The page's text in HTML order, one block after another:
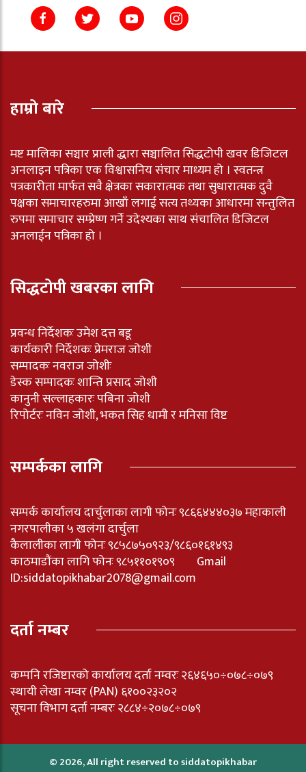
हाम्रो बारे
मष्ट मालिका सञ्चार प्राली द्धारा सञ्चालित सिद्धटोपी खवर डिजिटल
अनलाइन पत्रिका एक विश्वासनिय संचार माध्यम हो । स्वतन्त्र
पत्रकारीता मार्फत सवै क्षेत्रका सकारात्मक तथा सुधारात्मक दुवै
पक्षका समाचारहरुमा आखाँ लगाई सत्य तथ्यका आधारमा सन्तुलित
रुपमा समाचार सम्प्रेष्ण गर्ने उदेश्यका साथ संचालित डिजिटल
अनलाईन पत्रिका हो ।
सिद्धटोपी खबरका लागि
प्रवन्ध निर्देशकः उमेश दत्त बडू
कार्यकारी निर्देशकः प्रेमराज जोशी
सम्पादकः नवराज जोशीः
डेस्क सम्पादकः शान्ति प्रसाद जोशी
कानुनी सल्लाहकारः पबिना जोशी
रिपोर्टरः नविन जोशी, भकत सिह धामी र मनिसा विष्ट
सम्पर्कका लागि
सम्पर्क कार्यालय दार्चुलाका लागी फोनः ९८६६४४४०३७ महाकाली
नगरपालीका ५ खलंगा दार्चुला
कैलालीका लागी फोनः ९८५८७५०९२३/९८६०१६१४९३
काठमाडौंका लागि फोनः ९८५११०१९०९ Gmail
ID:siddatopikhabar2078@gmail.com
दर्ता नम्बर
कम्पनि रजिष्टारको कार्यालय दर्ता नम्वरः २६४६५०÷०७८÷०७९
स्थायी लेखा नम्वर (PAN) ६१००२३२०२
सूचना विभाग दर्ता नम्बरः २८८४÷२०७८÷०७९
© 2026, All right reserved to siddatopikhabar